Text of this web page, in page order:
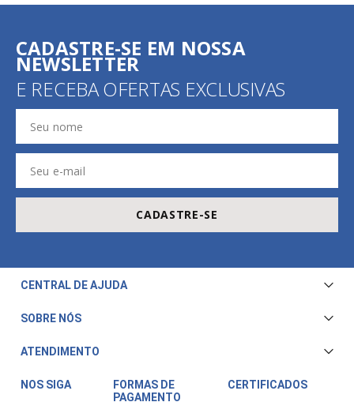
CADASTRE-SE EM NOSSA
NEWSLETTER
E RECEBA OFERTAS EXCLUSIVAS
CADASTRE-SE
CENTRAL DE AJUDA
Central de Atendimento
Trocas e Devoluções
Fale Conosco
SOBRE NÓS
ATENDIMENTO
Horário de atendimento:
NOS SIGA
FORMAS DE
PAGAMENTO
CERTIFICADOS